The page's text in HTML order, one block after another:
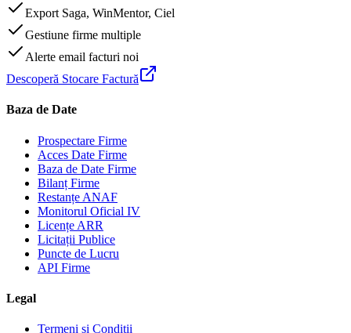
Export Saga, WinMentor, Ciel
Gestiune firme multiple
Alerte email facturi noi
Descoperă Stocare Factură
Baza de Date
Prospectare Firme
Acces Date Firme
Baza de Date Firme
Bilanț Firme
Restanțe ANAF
Monitorul Oficial IV
Licențe ARR
Licitații Publice
Puncte de Lucru
API Firme
Legal
Termeni și Condiții